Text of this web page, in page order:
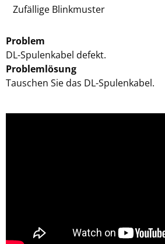
Zufällige Blinkmuster
Problem
DL-Spulenkabel defekt.
Problemlösung
Tauschen Sie das DL-Spulenkabel.